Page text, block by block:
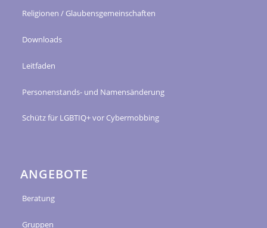
Religionen / Glaubensgemeinschaften
Downloads
Leitfaden
Personenstands- und Namensänderung
Schütz für LGBTIQ+ vor Cybermobbing
ANGEBOTE
Beratung
Gruppen